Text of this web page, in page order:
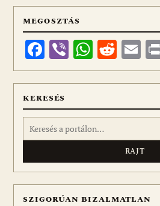
MEGOSZTÁS
Facebook
Viber
KERESÉS
Keresés:
SZIGORÚAN BIZALMATLAN